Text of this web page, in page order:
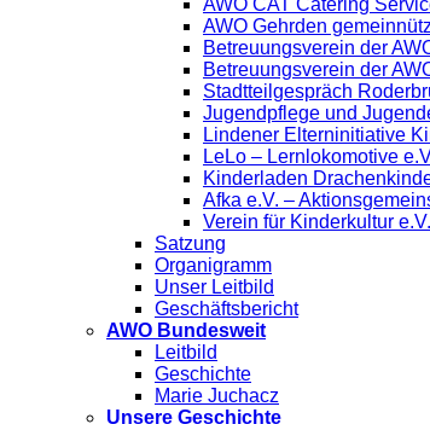
AWO CAT Catering
AWO Gehrden
Betreuungsverein der
Betreuungsverein der
Stadtteilgespräch
Jugendpflege und
Lindener Elterninitiative
LeLo – Lernlokomotive
Kinderladen
Afka e.V. –
Verein für Kinderkultur e.V.
Satzung
Organigramm
Unser Leitbild
Geschäftsbericht
AWO Bundesweit
Leitbild
Geschichte
Marie Juchacz
Unsere Geschichte